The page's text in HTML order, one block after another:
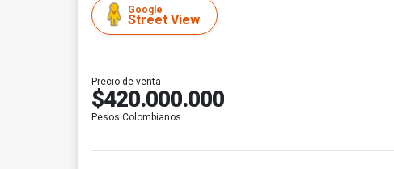
Google
Street View
Precio de venta
$420.000.000
Pesos Colombianos